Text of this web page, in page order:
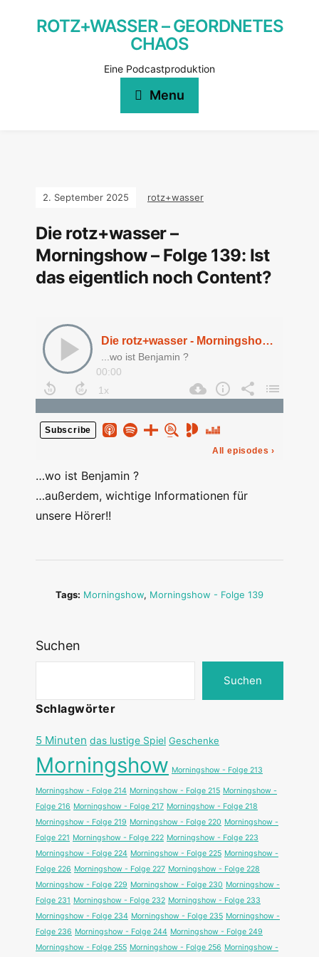
ROTZ+WASSER – GEORDNETES
CHAOS
Eine Podcastproduktion
Menu
2. September 2025 rotz+wasser
Die rotz+wasser –
Morningshow – Folge 139: Ist
das eigentlich noch Content?
…wo ist Benjamin ?
…außerdem, wichtige Informationen für
unsere Hörer!!
Tags: Morningshow, Morningshow - Folge 139
Suchen
Suchen
Schlagwörter
5 Minuten das lustige Spiel Geschenke
Morningshow Morningshow - Folge 213
Morningshow - Folge 214 Morningshow - Folge 215 Morningshow -
Folge 216 Morningshow - Folge 217 Morningshow - Folge 218
Morningshow - Folge 219 Morningshow - Folge 220 Morningshow -
Folge 221 Morningshow - Folge 222 Morningshow - Folge 223
Morningshow - Folge 224 Morningshow - Folge 225 Morningshow -
Folge 226 Morningshow - Folge 227 Morningshow - Folge 228
Morningshow - Folge 229 Morningshow - Folge 230 Morningshow -
Folge 231 Morningshow - Folge 232 Morningshow - Folge 233
Morningshow - Folge 234 Morningshow - Folge 235 Morningshow -
Folge 236 Morningshow - Folge 244 Morningshow - Folge 249
Morningshow - Folge 255 Morningshow - Folge 256 Morningshow -